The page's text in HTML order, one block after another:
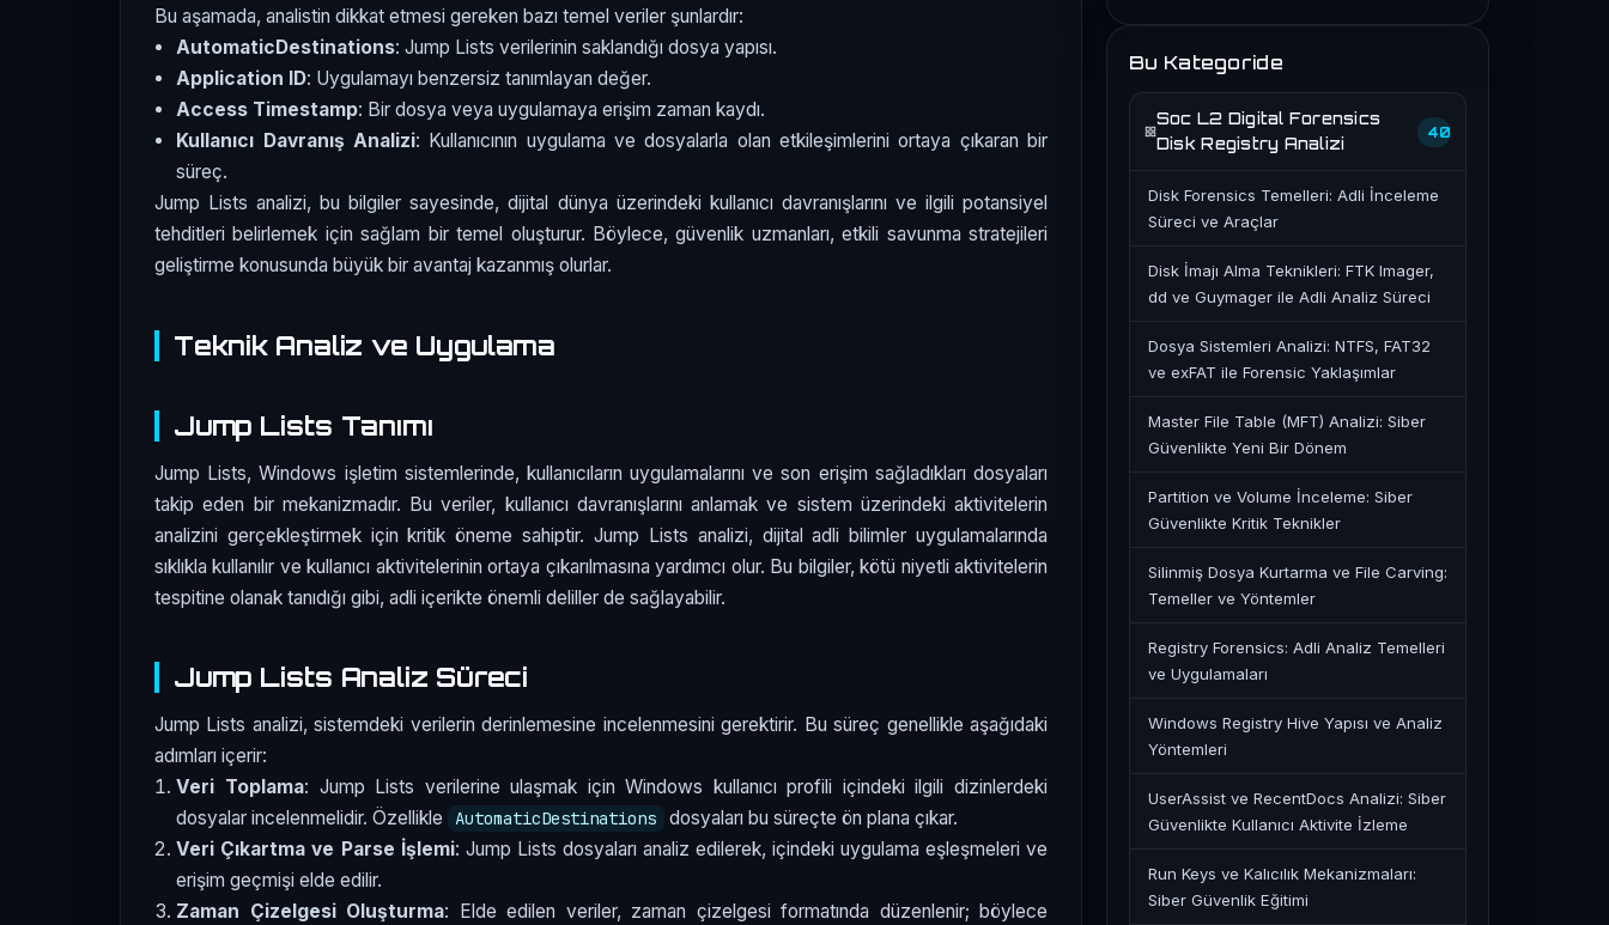
Bu aşamada, analistin dikkat etmesi gereken bazı temel veriler şunlardır:
AutomaticDestinations: Jump Lists verilerinin saklandığı dosya yapısı.
Application ID: Uygulamayı benzersiz tanımlayan değer.
Access Timestamp: Bir dosya veya uygulamaya erişim zaman kaydı.
Kullanıcı Davranış Analizi: Kullanıcının uygulama ve dosyalarla olan etkileşimlerini ortaya çıkaran bir
süreç.
Jump Lists analizi, bu bilgiler sayesinde, dijital dünya üzerindeki kullanıcı davranışlarını ve ilgili potansiyel
tehditleri belirlemek için sağlam bir temel oluşturur. Böylece, güvenlik uzmanları, etkili savunma stratejileri
geliştirme konusunda büyük bir avantaj kazanmış olurlar.
Teknik Analiz ve Uygulama
Jump Lists Tanımı
Jump Lists, Windows işletim sistemlerinde, kullanıcıların uygulamalarını ve son erişim sağladıkları dosyaları
takip eden bir mekanizmadır. Bu veriler, kullanıcı davranışlarını anlamak ve sistem üzerindeki aktivitelerin
analizini gerçekleştirmek için kritik öneme sahiptir. Jump Lists analizi, dijital adli bilimler uygulamalarında
sıklıkla kullanılır ve kullanıcı aktivitelerinin ortaya çıkarılmasına yardımcı olur. Bu bilgiler, kötü niyetli aktivitelerin
tespitine olanak tanıdığı gibi, adli içerikte önemli deliller de sağlayabilir.
Jump Lists Analiz Süreci
Jump Lists analizi, sistemdeki verilerin derinlemesine incelenmesini gerektirir. Bu süreç genellikle aşağıdaki
adımları içerir:
Veri Toplama: Jump Lists verilerine ulaşmak için Windows kullanıcı profili içindeki ilgili dizinlerdeki
dosyalar incelenmelidir. Özellikle
AutomaticDestinations
dosyaları bu süreçte ön plana çıkar.
Veri Çıkartma ve Parse İşlemi: Jump Lists dosyaları analiz edilerek, içindeki uygulama eşleşmeleri ve
erişim geçmişi elde edilir.
Zaman Çizelgesi Oluşturma: Elde edilen veriler, zaman çizelgesi formatında düzenlenir; böylece
Bu Kategoride
Soc L2 Digital Forensics
Disk Registry Analizi
40
Disk Forensics Temelleri: Adli İnceleme
Süreci ve Araçlar
Disk İmajı Alma Teknikleri: FTK Imager,
dd ve Guymager ile Adli Analiz Süreci
Dosya Sistemleri Analizi: NTFS, FAT32
ve exFAT ile Forensic Yaklaşımlar
Master File Table (MFT) Analizi: Siber
Güvenlikte Yeni Bir Dönem
Partition ve Volume İnceleme: Siber
Güvenlikte Kritik Teknikler
Silinmiş Dosya Kurtarma ve File Carving:
Temeller ve Yöntemler
Registry Forensics: Adli Analiz Temelleri
ve Uygulamaları
Windows Registry Hive Yapısı ve Analiz
Yöntemleri
UserAssist ve RecentDocs Analizi: Siber
Güvenlikte Kullanıcı Aktivite İzleme
Run Keys ve Kalıcılık Mekanizmaları:
Siber Güvenlik Eğitimi